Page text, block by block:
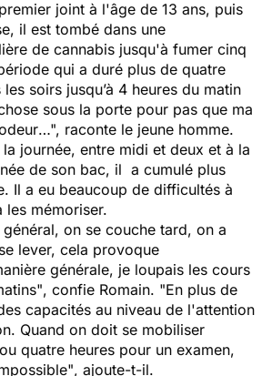
joint à l'âge de 13 ans, puis
il est tombé dans une
de cannabis jusqu'à fumer cinq
qui a duré plus de quatre
soirs jusqu’à 4 heures du matin
sous la porte pour pas que ma
…", raconte le jeune homme.
journée, entre midi et deux et à la
de son bac, il a cumulé plus
Il a eu beaucoup de difficultés à
les mémoriser.
on se couche tard, on a
lever, cela provoque
générale, je loupais les cours
, confie Romain. "En plus de
capacités au niveau de l'attention
Quand on doit se mobiliser
quatre heures pour un examen,
, ajoute-t-il.